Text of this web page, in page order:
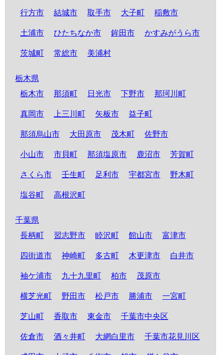
行方市 結城市 取手市 大子町 稲敷市
土浦市 ひたちなか市 鉾田市 かすみがうら市
茨城町 常総市 美浦村
栃木県
栃木市
那須町 日光市 下野市 那珂川町
真岡市 上三川町 矢板市 益子町
那須烏山市 大田原市 茂木町 佐野市
小山市 市貝町 那須塩原市 鹿沼市 芳賀町
さくら市 壬生町 足利市 宇都宮市 野木町
塩谷町 高根沢町
千葉県
長柄町
習志野市 睦沢町 館山市 富津市
四街道市 神崎町 多古町 木更津市 白井市
袖ケ浦市 九十九里町 柏市 茂原市
横芝光町 野田市 松戸市 勝浦市 一宮町
芝山町 香取市 東金市 千葉市中央区
佐倉市 酒々井町 大網白里市 千葉市花見川区